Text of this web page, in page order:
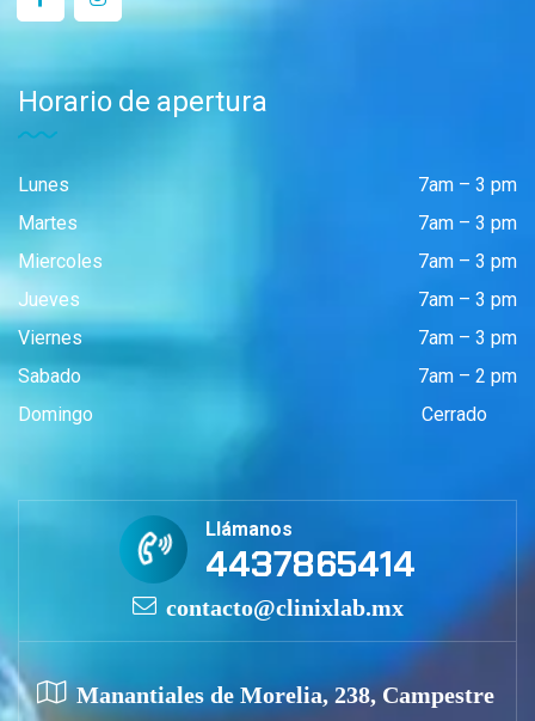
Horario de apertura
Lunes
7am – 3 pm
Martes
7am – 3 pm
Miercoles
7am – 3 pm
Jueves
7am – 3 pm
Viernes
7am – 3 pm
Sabado
7am – 2 pm
Domingo
Cerrado
Llámanos
4437865414
contacto@clinixlab.mx
Manantiales de Morelia, 238, Campestre